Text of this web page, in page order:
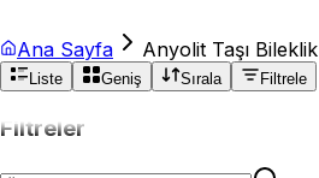
Ana Sayfa Anyolit Taşı Bileklik
Liste Geniş Sırala Filtrele
Filtreler